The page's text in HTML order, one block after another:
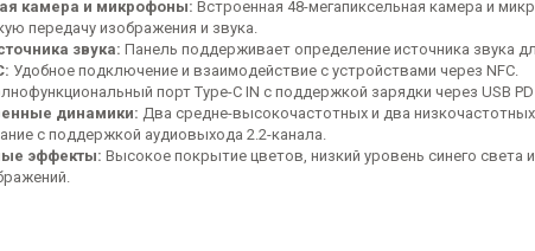
камера и микрофоны: Встроенная 48-мегапиксельная камера и
передачу изображения и звука.
звука: Панель поддерживает определение источника звука
Удобное подключение и взаимодействие с устройствами через NFC.
порт Type-C IN с поддержкой зарядки через USB
динамики: Два средне-высокочастотных и два
с поддержкой аудиовыхода 2.2-канала.
эффекты: Высокое покрытие цветов, низкий уровень синего света